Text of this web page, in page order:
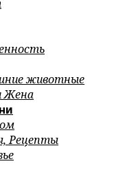
животные
Жена
Рецепты